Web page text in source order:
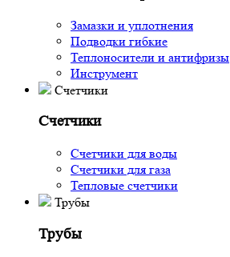
Замазки и уплотнения
Подводки гибкие
Теплоносители и антифризы
Инструмент
Счетчики
Счетчики
Счетчики для воды
Счетчики для газа
Тепловые счетчики
Трубы
Трубы